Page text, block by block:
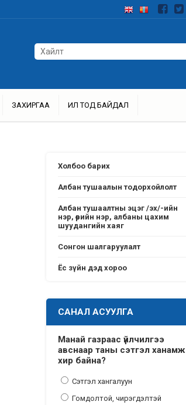
ЗАХИРГАА ИЛ ТОД БАЙДАЛ
Холбоо барих
Албан тушаалын тодорхойлолт
Албан тушаалтны эцэг /эх/-ийн
нэр, өөрийн нэр, албаны цахим
шуудангийн хаяг
Сонгон шалгаруулалт
Ёс зүйн дэд хороо
САНАЛ АСУУЛГА
Манай газраас үйлчилгээ
авснаар таны сэтгэл ханамж
хир байна?
Сэтгэл хангалуун
Гомдолтой, чирэгдэлтэй